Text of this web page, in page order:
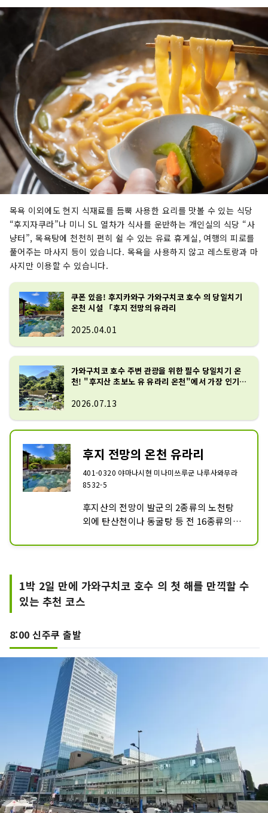
목욕 이외에도 현지 식재료를 듬뿍 사용한 요리를 맛볼 수 있는 식당
“후지자쿠라”나 미니 SL 열차가 식사를 운반하는 개인실의 식당 “사
냥터”, 목욕탕에 천천히 편히 쉴 수 있는 유료 휴게실, 여행의 피로를
풀어주는 마사지 등이 있습니다. 목욕을 사용하지 않고 레스토랑과 마
사지만 이용할 수 있습니다.
쿠폰 있음! 후지카와구 가와구치코 호수 의 당일치기
온천 시설 「후지 전망의 유라리
2025.04.01
가와구치코 호수 주변 관광을 위한 필수 당일치기 온
천! "후지산 초보노 유 유라리 온천"에서 가장 인기
2026.07.13
후지 전망의 온천 유라리
401-0320 야마나시현 미나미쓰루군 나루사와무라
8532-5
후지산의 전망이 발군의 2종류의 노천탕
외에 탄산천이나 동굴탕 등 전 16종류의
목욕 외에도 온천에 천천히 편히 쉬는 휴게
를 합리적으로 맛보는 식사처 「후지자쿠
라」등이 있습니다.
1박 2일 만에 가와구치코 호수 의 첫 해를 만끽할 수
있는 추천 코스
8:00 신주쿠 출발